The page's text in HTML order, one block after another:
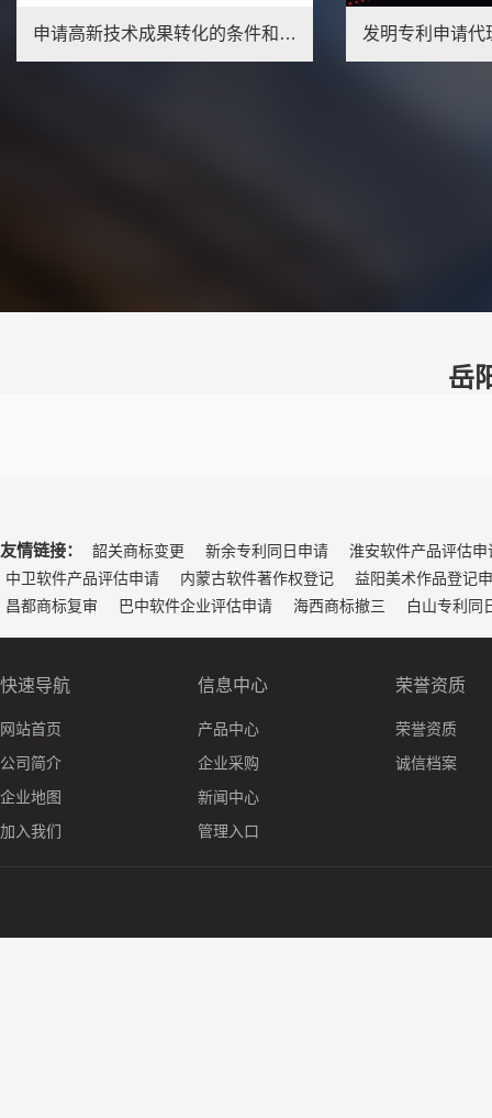
申请高新技术成果转化的条件和材料是什么？
岳
友情链接： 韶关商标变更 新余专利同日申请
淮安软件产品评估申
中卫软件产品评估申请
内蒙古软件著作权登记
益阳美术作品登记
昌都商标复审
巴中软件企业评估申请 海西商标撤三 白山专利同
快速导航
网站首页
公司简介
企业地图
加入我们
信息中心
产品中心
企业采购
新闻中心
管理入口
荣誉资质
荣誉资质
诚信档案